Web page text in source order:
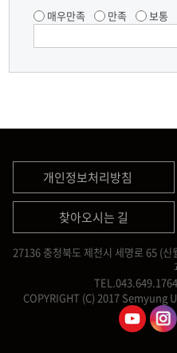
매우만족 만족 보통
개인정보처리방침
찾아오시는 길
27136 충청북도 제천시 세명로 65 (
TEL.043.649.1764
COPYRIGHT (C) 2017 Semyung